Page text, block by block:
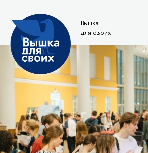
Вышка
для своих